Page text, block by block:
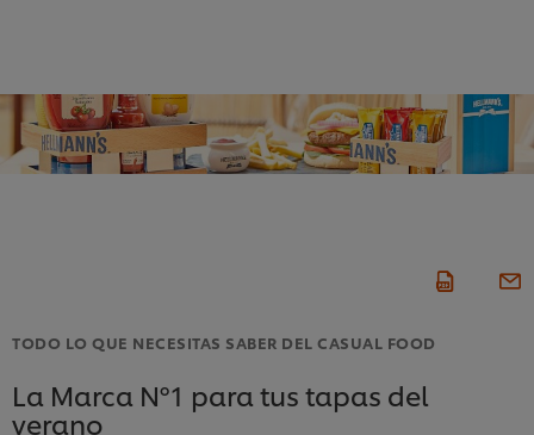
TODO LO QUE NECESITAS SABER DEL CASUAL FOOD
La Marca Nº1 para tus tapas del
verano